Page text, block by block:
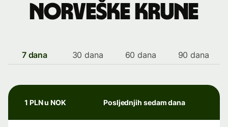
norveške krune
7 dana 30 dana 60 dana 90 dana
1 PLN u NOK Posljednjih sedam dana